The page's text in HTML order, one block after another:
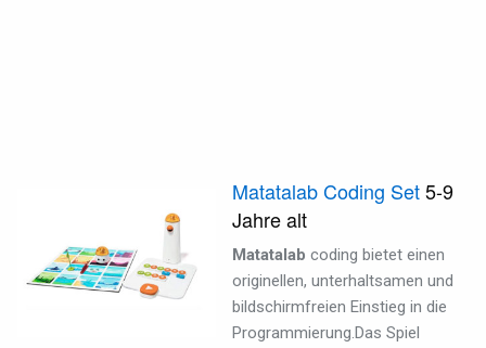
Matatalab Coding Set5-9
Jahre alt
Matatalab coding bietet einen
originellen, unterhaltsamen und
bildschirmfreien Einstieg in die
Programmierung.Das Spiel